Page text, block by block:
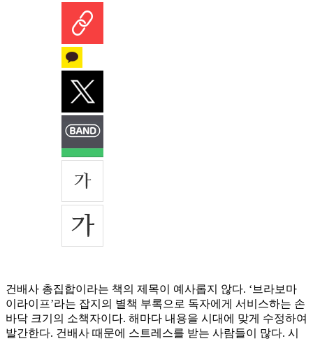
건배사 총집합이라는 책의 제목이 예사롭지 않다. ‘브라보마
이라이프’라는 잡지의 별책 부록으로 독자에게 서비스하는 손
바닥 크기의 소책자이다. 해마다 내용을 시대에 맞게 수정하여
발간한다. 건배사 때문에 스트레스를 받는 사람들이 많다. 시